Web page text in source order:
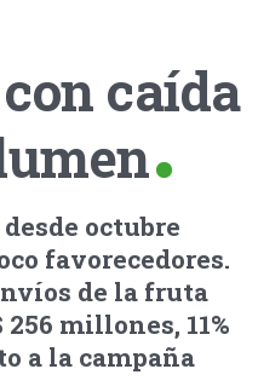
caída
octubre
favorecedores.
de la fruta
millones, 11%
a la campaña